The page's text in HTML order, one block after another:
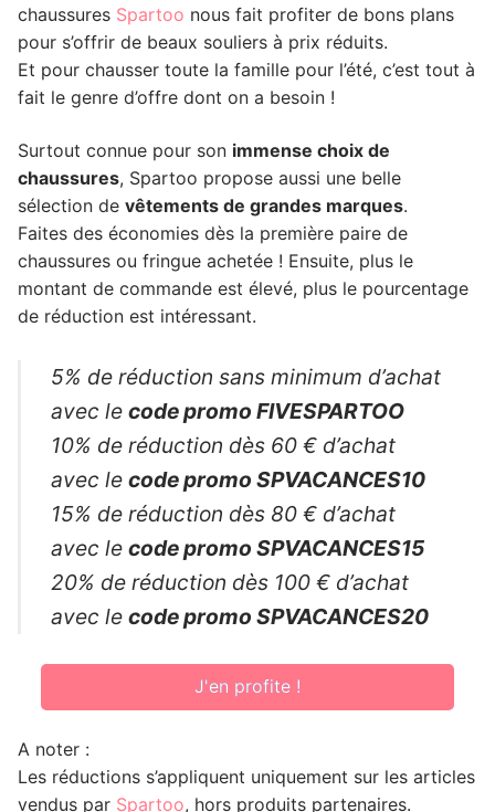
chaussures Spartoo nous fait profiter de bons plans
pour s’offrir de beaux souliers à prix réduits.
Et pour chausser toute la famille pour l’été, c’est tout à
fait le genre d’offre dont on a besoin !
Surtout connue pour son immense choix de
chaussures, Spartoo propose aussi une belle
sélection de vêtements de grandes marques.
Faites des économies dès la première paire de
chaussures ou fringue achetée ! Ensuite, plus le
montant de commande est élevé, plus le pourcentage
de réduction est intéressant.
5% de réduction sans minimum d’achat
avec lecode promo FIVESPARTOO
10% de réduction dès 60 € d’achat
avec lecode promo SPVACANCES10
15% de réduction dès 80 € d’achat
avec lecode promo SPVACANCES15
20% de réduction dès 100 € d’achat
avec lecode promo SPVACANCES20
J'en profite !
A noter :
Les réductions s’appliquent uniquement sur les articles
vendus par Spartoo, hors produits partenaires.